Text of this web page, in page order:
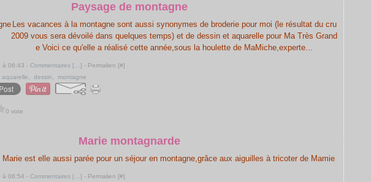
Paysage de montagne
Les vacances à la montagne sont aussi synonymes de broderie pour moi (le résultat du cru
2009 vous sera dévoilé dans quelques temps) et de dessin et aquarelle pour Ma Très Grand
e Voici ce qu'elle a réalisé cette année,sous la houlette de MaMiche,experte...
à 06:43 - Commentaires [ ] - Permalien [#]
aquarelle dessin montagne
0 vote
Marie montagnarde
Marie est elle aussi parée pour un séjour en montagne,grâce aux aiguilles à tricoter de Mamie
à 06:54 - Commentaires [ ] - Permalien [#]